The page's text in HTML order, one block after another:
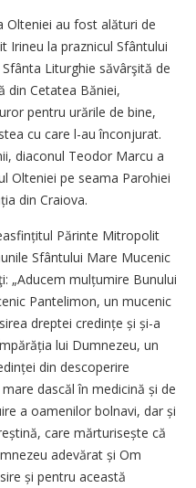
Olteniei au fost alături de
Irineu la praznicul Sfântului
Liturghie săvârşită de
din Cetatea Băniei,
pentru urările de bine,
cu care l-au înconjurat.
diaconul Teodor Marcu a
pe seama Parohiei
din Craiova.
Părinte Mitropolit
Sfântului Mare Mucenic
„Aducem mulțumire Bunului
Pantelimon, un mucenic
dreptei credințe și și-a
lui Dumnezeu, un
din descoperire
dascăl în medicină și de
a oamenilor bolnavi, dar și
care mărturisește că
adevărat și Om
și pentru această